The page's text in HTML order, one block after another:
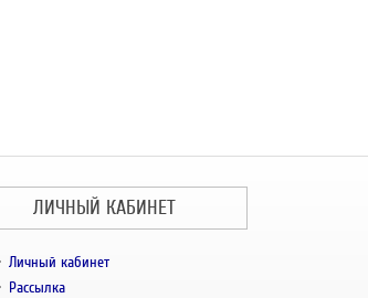
ЛИЧНЫЙ КАБИНЕТ
Личный кабинет
Рассылка